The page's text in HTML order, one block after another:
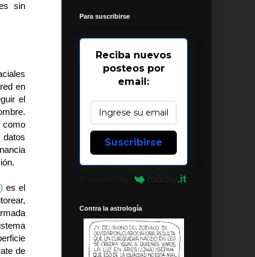
sin
en
el
como
es el
de
Para suscribirse
Reciba nuevos
posteos por
email:
Suscribirse
Contra la astrología